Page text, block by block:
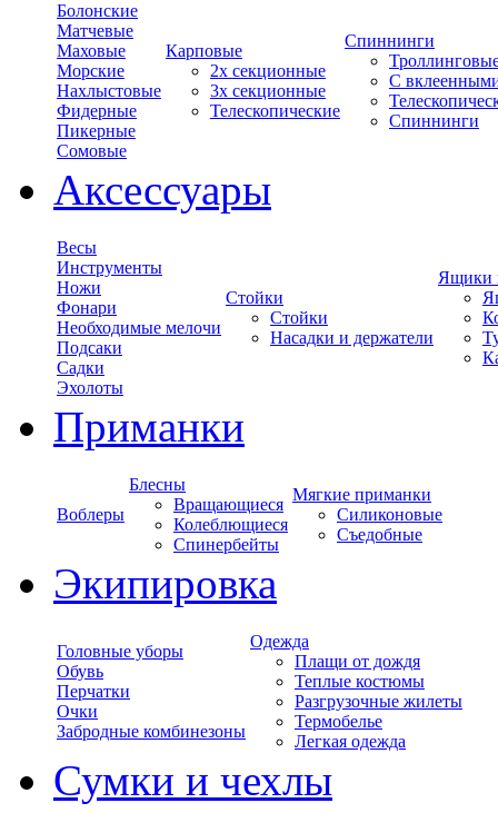
Болонские
Матчевые
Маховые
Морские
Нахлыстовые
Фидерные
Пикерные
Сомовые
Карповые
2х секционные
3х секционные
Телескопические
Спиннинги
С
Спиннинги
Аксессуары
Весы
Инструменты
Ножи
Фонари
Необходимые мелочи
Подсаки
Садки
Эхолоты
Стойки
Стойки
Насадки и держатели
Ящики
Приманки
Воблеры
Блесны
Вращающиеся
Колеблющиеся
Спинербейты
Мягкие приманки
Силиконовые
Съедобные
Экипировка
Головные уборы
Обувь
Перчатки
Очки
Забродные комбинезоны
Одежда
Плащи от дождя
Теплые костюмы
Разгрузочные жилеты
Термобелье
Легкая одежда
Сумки и чехлы